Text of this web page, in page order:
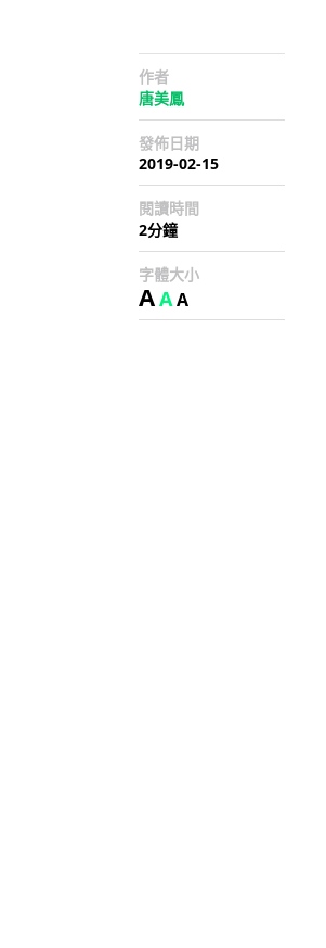
作者
唐美鳳
發佈日期
2019-02-15
閱讀時間
2分鐘
字體大小
AAA